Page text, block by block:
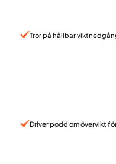
Tror på hållbar
Driver podd om övervikt